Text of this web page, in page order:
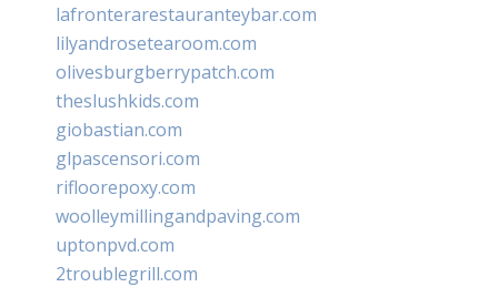
lafronterarestauranteybar.com
lilyandrosetearoom.com
olivesburgberrypatch.com
theslushkids.com
giobastian.com
glpascensori.com
rifloorepoxy.com
woolleymillingandpaving.com
uptonpvd.com
2troublegrill.com